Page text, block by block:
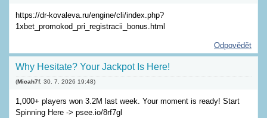
https://dr-kovaleva.ru/engine/cli/index.php?
1xbet_promokod_pri_registracii_bonus.html
Odpovědět
Why Hesitate? Your Jackpot Is Here!
(Micah7f, 30. 7. 2026 19:48)
1,000+ players won 3.2M last week. Your moment is ready! Start
Spinning Here -> psee.io/8rf7gl